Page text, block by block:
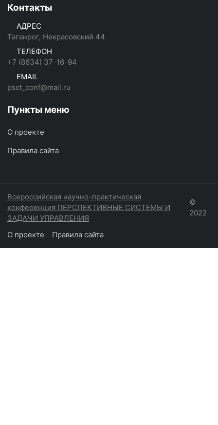
Контакты
АДРЕС
Таганрог, Некрасовский 44
ТЕЛЕФОН
+7 (8634) 37-16-94
EMAIL
psct_conf@mail.ru
Пункты меню
О проекте
Правила сайта
Всероссийская научно-практическая
конференция ПЕРСПЕКТИВНЫЕ СИСТЕМЫ И
ЗАДАЧИ УПРАВЛЕНИЯ
©
2022
О проекте Правила сайта